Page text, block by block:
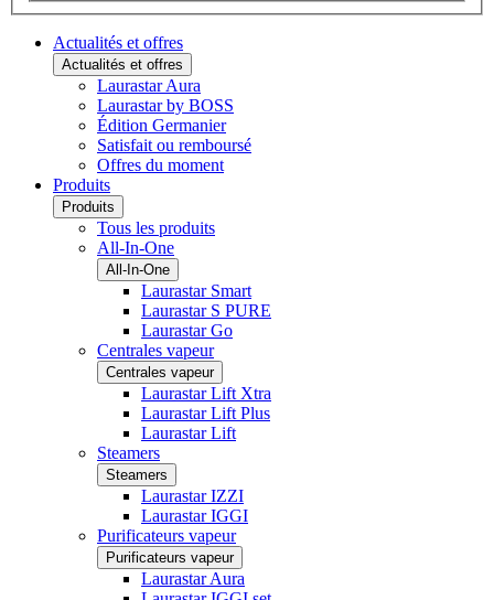
Actualités et offres
Actualités et offres
Laurastar Aura
Laurastar by BOSS
Édition Germanier
Satisfait ou remboursé
Offres du moment
Produits
Produits
Tous les produits
All-In-One
All-In-One
Laurastar Smart
Laurastar S PURE
Laurastar Go
Centrales vapeur
Centrales vapeur
Laurastar Lift Xtra
Laurastar Lift Plus
Laurastar Lift
Steamers
Steamers
Laurastar IZZI
Laurastar IGGI
Purificateurs vapeur
Purificateurs vapeur
Laurastar Aura